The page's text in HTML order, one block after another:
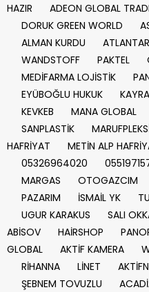
HAZIR
ADEON GLOBAL
DORUK GREEN WORLD
ALMAN KURDU
ATLANTAR
WANDSTOFF
PAKTEL
MEDİFARMA LOJİSTİK
EYÜBOĞLU HUKUK
KEVKEB
MANA GLOBAL
SANPLASTİK
HAFRİYAT
METİN ALP
05326964020
MARGAS
OTOGAZCIM
PAZARIM
İSMAİL YK
UGUR KARAKUS
SALI
ABİSOV
HAİRSHOP
GLOBAL
AKTİF KAMERA
RİHANNA
LİNET
ŞEBNEM TOVUZLU